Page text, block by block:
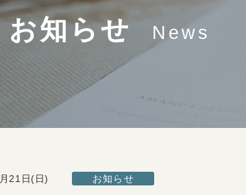
お知らせ News
21日(日) お知らせ